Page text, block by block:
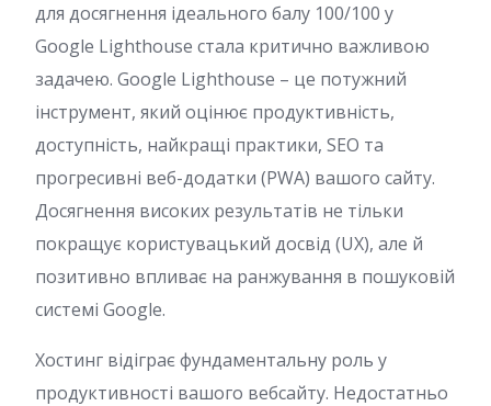
для досягнення ідеального балу 100/100 у
Google Lighthouse стала критично важливою
задачею. Google Lighthouse – це потужний
інструмент, який оцінює продуктивність,
доступність, найкращі практики, SEO та
прогресивні веб-додатки (PWA) вашого сайту.
Досягнення високих результатів не тільки
покращує користувацький досвід (UX), але й
позитивно впливає на ранжування в пошуковій
системі Google.
Хостинг відіграє фундаментальну роль у
продуктивності вашого вебсайту. Недостатньо